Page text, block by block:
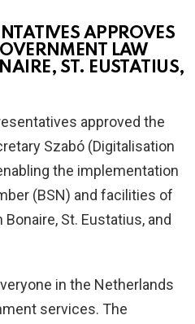
APPROVES
LAW
ST. EUSTATIUS,
approved the
Szabó (Digitalisation
the implementation
(BSN) and facilities of
St. Eustatius, and
in the Netherlands
services. The